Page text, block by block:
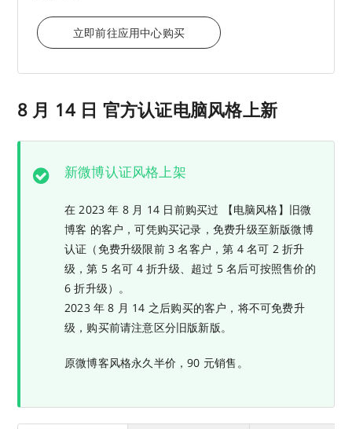
立即前往应用中心购买
8 月 14 日 官方认证电脑风格上新
新微博认证风格上架
在 2023 年 8 月 14 日前购买过 【电脑风格】旧微
博客 的客户，可凭购买记录，免费升级至新版微博
认证（免费升级限前 3 名客户，第 4 名可 2 折升
级，第 5 名可 4 折升级、超过 5 名后可按照售价的
6 折升级）。
2023 年 8 月 14 之后购买的客户，将不可免费升
级，购买前请注意区分旧版新版。
原微博客风格永久半价，90 元销售。